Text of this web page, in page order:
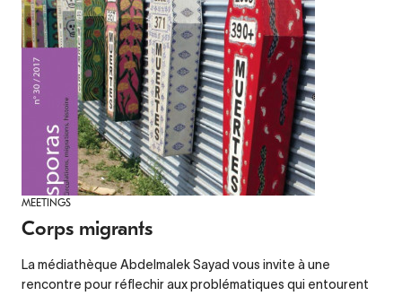
MEETINGS
Corps migrants
La médiathèque Abdelmalek Sayad vous invite à une
rencontre pour réflechir aux problématiques qui entourent